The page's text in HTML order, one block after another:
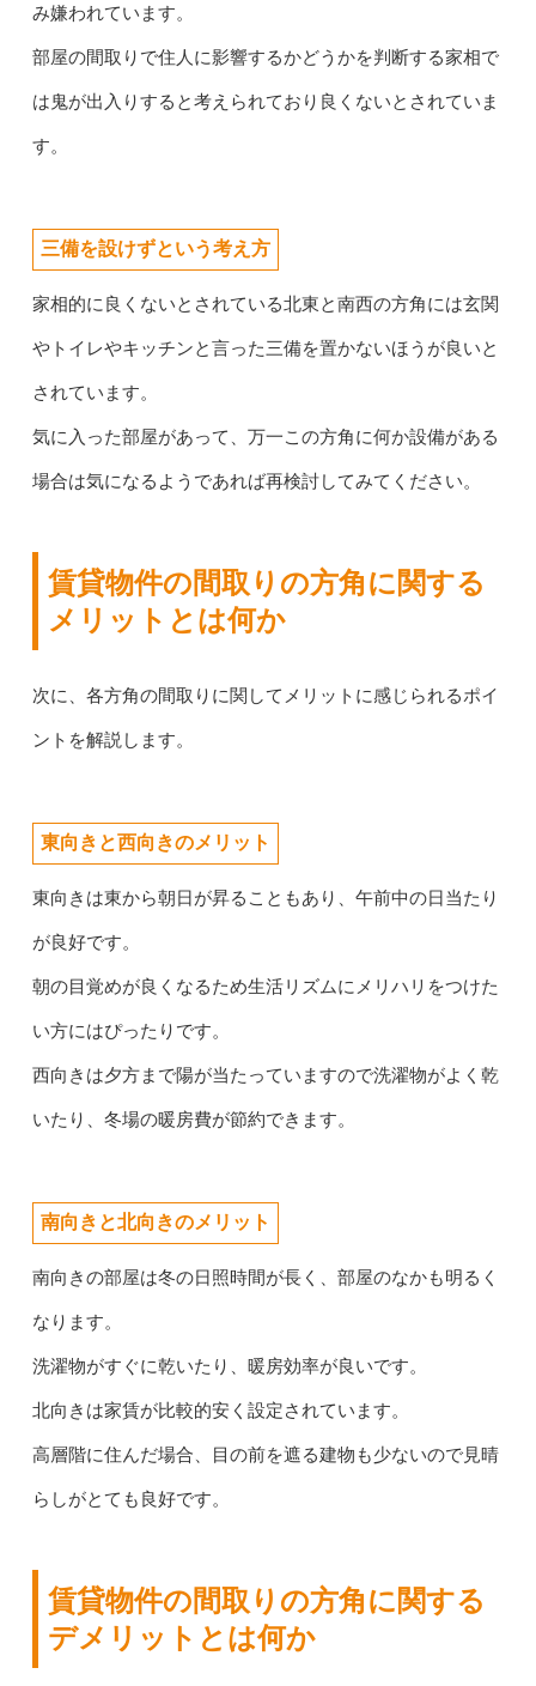
み嫌われています。
部屋の間取りで住人に影響するかどうかを判断する家相で
は鬼が出入りすると考えられており良くないとされていま
す。
三備を設けずという考え方
家相的に良くないとされている北東と南西の方角には玄関
やトイレやキッチンと言った三備を置かないほうが良いと
されています。
気に入った部屋があって、万一この方角に何か設備がある
場合は気になるようであれば再検討してみてください。
賃貸物件の間取りの方角に関する
メリットとは何か
次に、各方角の間取りに関してメリットに感じられるポイ
ントを解説します。
東向きと西向きのメリット
東向きは東から朝日が昇ることもあり、午前中の日当たり
が良好です。
朝の目覚めが良くなるため生活リズムにメリハリをつけた
い方にはぴったりです。
西向きは夕方まで陽が当たっていますので洗濯物がよく乾
いたり、冬場の暖房費が節約できます。
南向きと北向きのメリット
南向きの部屋は冬の日照時間が長く、部屋のなかも明るく
なります。
洗濯物がすぐに乾いたり、暖房効率が良いです。
北向きは家賃が比較的安く設定されています。
高層階に住んだ場合、目の前を遮る建物も少ないので見晴
らしがとても良好です。
賃貸物件の間取りの方角に関する
デメリットとは何か